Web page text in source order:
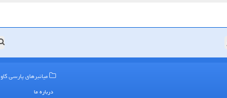
میانبرهای پارسی كاو
درباره ما